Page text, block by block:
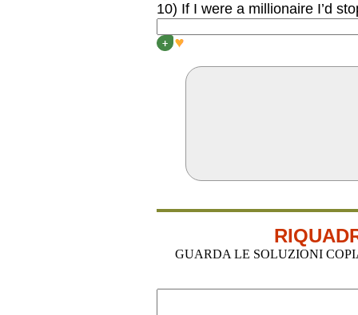
10) If I were a millionaire I’d
+
GUARDA LE SOLUZIONI